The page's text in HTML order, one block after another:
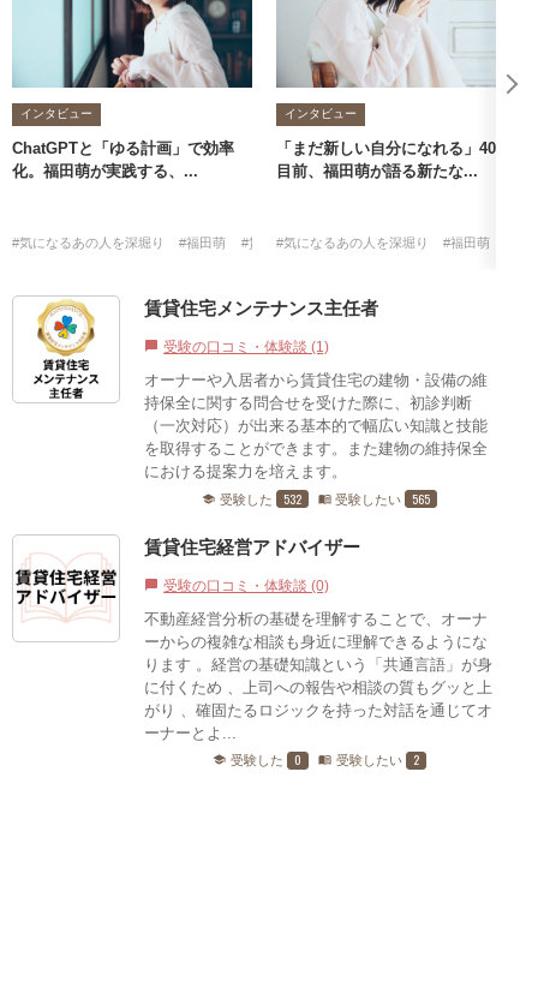
インタビュー
ChatGPTと「ゆる計画」で効率
化。福田萌が実践する、...
#気になるあの人を深堀り #福田萌 #賃貸不動産経営管理士
インタビュー
「まだ新しい自分になれる」40歳
目前、福田萌が語る新たな...
#気になるあの人を深堀り #福田萌
賃貸住宅メンテナンス主任者
chat_bubble 受験の口コミ・体験談 (1)
オーナーや入居者から賃貸住宅の建物・設備の維
持保全に関する問合せを受けた際に、初診判断
（一次対応）が出来る基本的で幅広い知識と技能
を取得することができます。また建物の維持保全
における提案力を培えます。
school 受験した 532 menu_book 受験したい 565
賃貸住宅経営アドバイザー
chat_bubble 受験の口コミ・体験談 (0)
不動産経営分析の基礎を理解することで、オーナ
ーからの複雑な相談も身近に理解できるようにな
ります 。経営の基礎知識という「共通言語」が身
に付くため 、上司への報告や相談の質もグッと上
がり 、確固たるロジックを持った対話を通じてオ
ーナーとよ...
school 受験した 0 menu_book 受験したい 2